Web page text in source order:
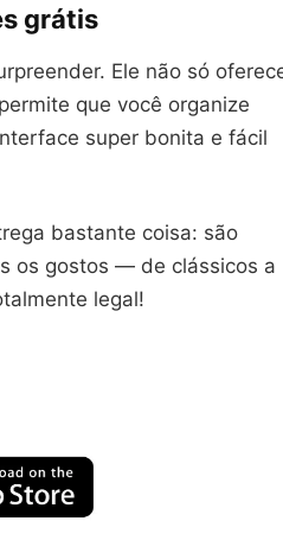
grátis
Ele não só
que você organize
super bonita e fácil
bastante coisa: são
os gostos — de clássicos a
legal!